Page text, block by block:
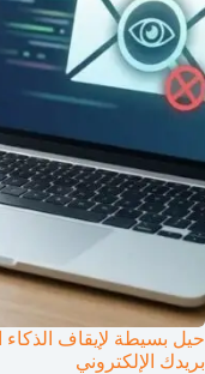
حيل بسيطة لإيقاف
بريدك الإلكتروني